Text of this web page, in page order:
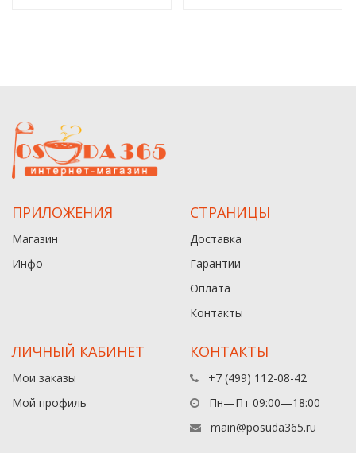
ПРИЛОЖЕНИЯ
Магазин
Инфо
СТРАНИЦЫ
Доставка
Гарантии
Оплата
Контакты
ЛИЧНЫЙ КАБИНЕТ
Мои заказы
Мой профиль
КОНТАКТЫ
+7 (499) 112-08-42
Пн—Пт 09:00—18:00
main@posuda365.ru